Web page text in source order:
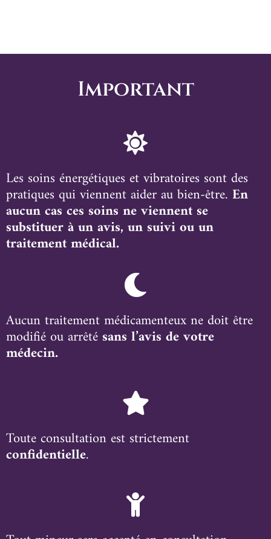
Important
Les soins énergétiques et vibratoires sont des
pratiques qui viennent aider au bien-être. En
aucun cas ces soins ne viennent se
substituer à un avis, un suivi ou un
traitement médical.
Aucun traitement médicamenteux ne doit être
modifié ou arrêtésans l’avis de votre
médecin.
Toute consultation est strictement
confidentielle.